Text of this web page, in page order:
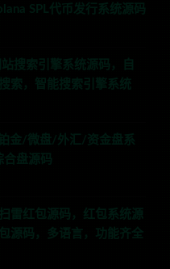
SPL代币发行系统源码
搜索引擎系统源码，自
索，智能搜索引擎系统
金/微盘/外汇/资金盘系
合盘源码
雷红包源码，红包系统源
源码，多语言，功能齐全